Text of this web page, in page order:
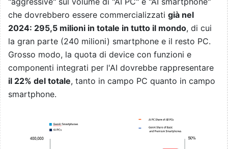
che dovrebbero essere commercializzati già nel
2024: 295,5 milioni in totale in tutto il mondo, di cui
la gran parte (240 milioni) smartphone e il resto PC.
Grosso modo, la quota di device con funzioni e
componenti integrati per l'AI dovrebbe rappresentare
il 22% del totale, tanto in campo PC quanto in campo
smartphone.